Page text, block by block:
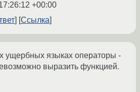
+00:00
Ссылка
ущербных языках операторы -
выразить функцией.